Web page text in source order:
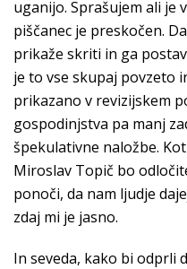
uganijo. Sprašujem ali je
piščanec je preskočen.
prikaže skriti in ga
je to vse skupaj povzeto
prikazano v revizijskem
gospodinjstva pa manj
špekulativne naložbe.
Miroslav Topič bo
ponoči, da nam ljudje
zdaj mi je jasno.
In seveda, kako bi odprli